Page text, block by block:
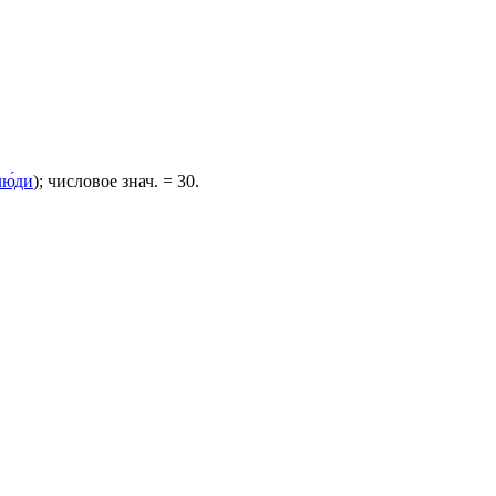
); числовое знач. = 30.